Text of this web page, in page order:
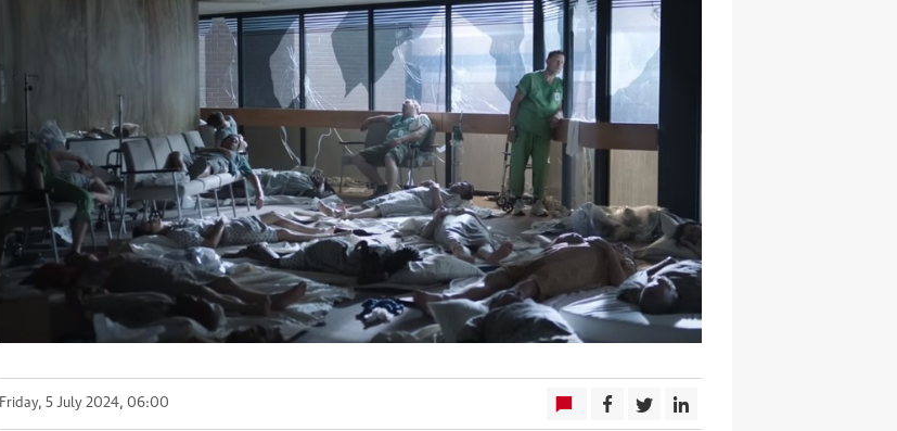
Friday, 5 July 2024, 06:00